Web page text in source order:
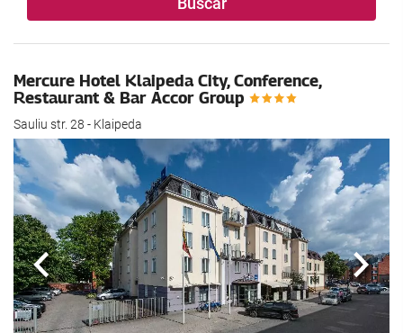
Mercure Hotel Klaipeda City, Conference,
Restaurant & Bar Accor Group
Sauliu str. 28 - Klaipeda
Anterior